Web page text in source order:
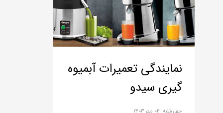
نمایندگی تعمیرات آبمیوه
گیری سیدو
چهارشنبه, ۰۴ مهر ۱۴۰۳